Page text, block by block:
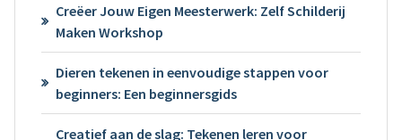
Creëer Jouw Eigen Meesterwerk: Zelf Schilderij
Maken Workshop
Dieren tekenen in eenvoudige stappen voor
beginners: Een beginnersgids
Creatief aan de slag: Tekenen leren voor